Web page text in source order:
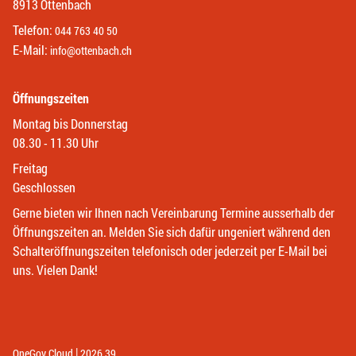
8913 Ottenbach
Telefon: 044 763 40 50
E-Mail: info@ottenbach.ch
Öffnungszeiten
Montag bis Donnerstag
08.30 - 11.30 Uhr
Freitag
Geschlossen
Gerne bieten wir Ihnen nach Vereinbarung Termine ausserhalb der
Öffnungszeiten an. Melden Sie sich dafür ungeniert während den
Schalteröffnungszeiten telefonisch oder jederzeit per E-Mail bei
uns. Vielen Dank!
(External Link)
|